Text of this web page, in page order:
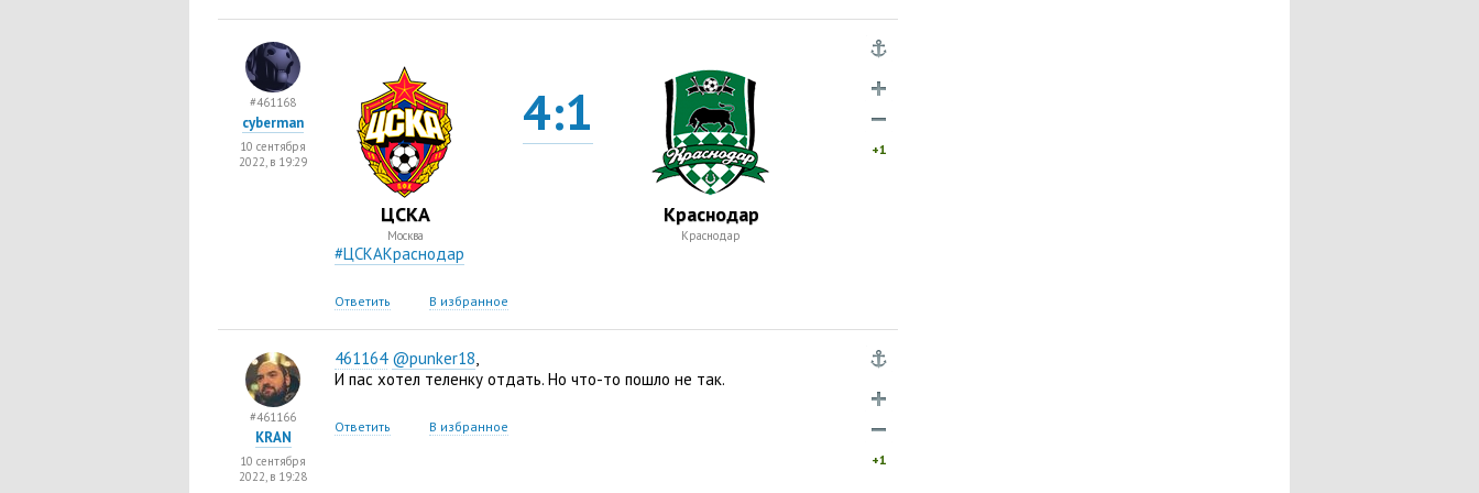
ЦСКА
Москва
4:1
Краснодар
Краснодар
#ЦСКАКраснодар
Ответить В избранное
#461168
cyberman
10 сентября
2022, в 19:29
+1
461164 @punker18,
И пас хотел теленку отдать. Но что-то пошло не так.
Ответить В избранное
#461166
KRAN
10 сентября
2022, в 19:28
+1